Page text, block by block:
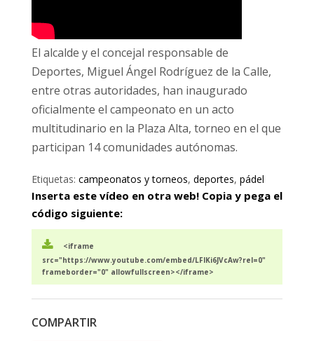
El alcalde y el concejal responsable de
Deportes, Miguel Ángel Rodríguez de la Calle,
entre otras autoridades, han inaugurado
oficialmente el campeonato en un acto
multitudinario en la Plaza Alta, torneo en el que
participan 14 comunidades autónomas.
Etiquetas: campeonatos y torneos, deportes, pádel
Inserta este vídeo en otra web! Copia y pega el
código siguiente:
<iframe
src="https://www.youtube.com/embed/LFIKi6JVcAw?rel=0"
frameborder="0" allowfullscreen></iframe>
COMPARTIR